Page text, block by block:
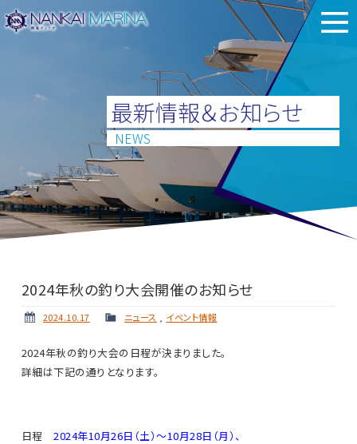
最新情報＆お知らせ
NEWS
2024年秋の釣り大会開催のお知らせ
2024.10.17 ニュース イベント情報
2024年秋の釣り大会の日程が決まりました。
詳細は下記の通りとなります。
日程2024年10月26日（土）～10月28日（月）、